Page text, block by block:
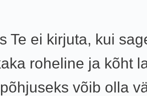
Te ei kirjuta, kui
roheline ja kõht
võib olla